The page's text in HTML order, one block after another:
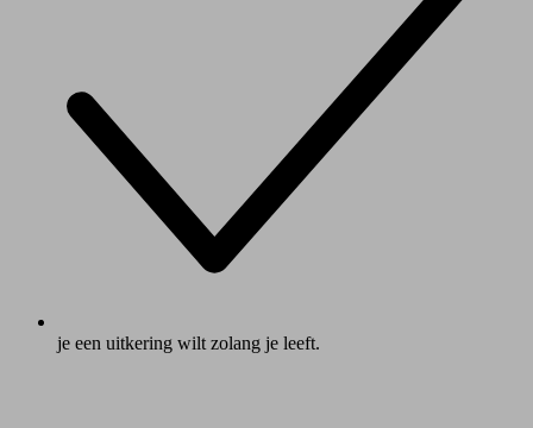
je een uitkering wilt zolang je leeft.